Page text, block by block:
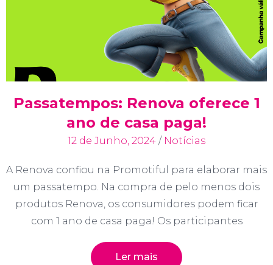
Passatempos: Renova oferece 1
ano de casa paga!
12 de Junho, 2024 / Notícias
A Renova confiou na Promotiful para elaborar mais
um passatempo. Na compra de pelo menos dois
produtos Renova, os consumidores podem ficar
com 1 ano de casa paga! Os participantes
Ler mais